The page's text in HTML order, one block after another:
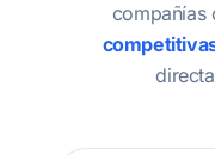
compañías